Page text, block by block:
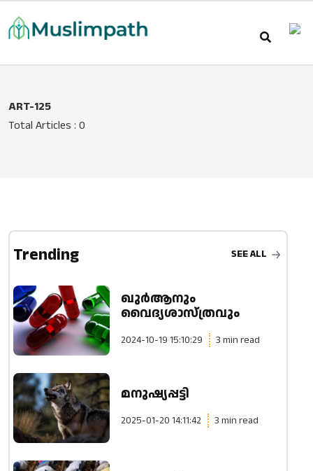
ART-125
Total Articles : 0
Trending SEE ALL
ഖുർആനും
വൈദ്യശാസ്ത്രവും
2024-10-19 15:10:29 3 min read
മനുഷ്യപ്പട്ടി
2025-01-20 14:11:42 3 min read